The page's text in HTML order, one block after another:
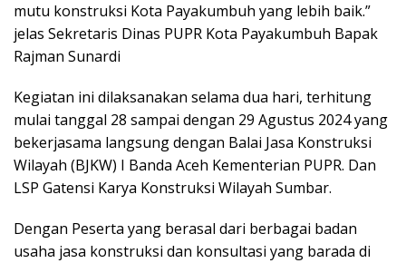
mutu konstruksi Kota Payakumbuh yang lebih baik.”
jelas Sekretaris Dinas PUPR Kota Payakumbuh Bapak
Rajman Sunardi
Kegiatan ini dilaksanakan selama dua hari, terhitung
mulai tanggal 28 sampai dengan 29 Agustus 2024 yang
bekerjasama langsung dengan Balai Jasa Konstruksi
Wilayah (BJKW) I Banda Aceh Kementerian PUPR. Dan
LSP Gatensi Karya Konstruksi Wilayah Sumbar.
Dengan Peserta yang berasal dari berbagai badan
usaha jasa konstruksi dan konsultasi yang barada di